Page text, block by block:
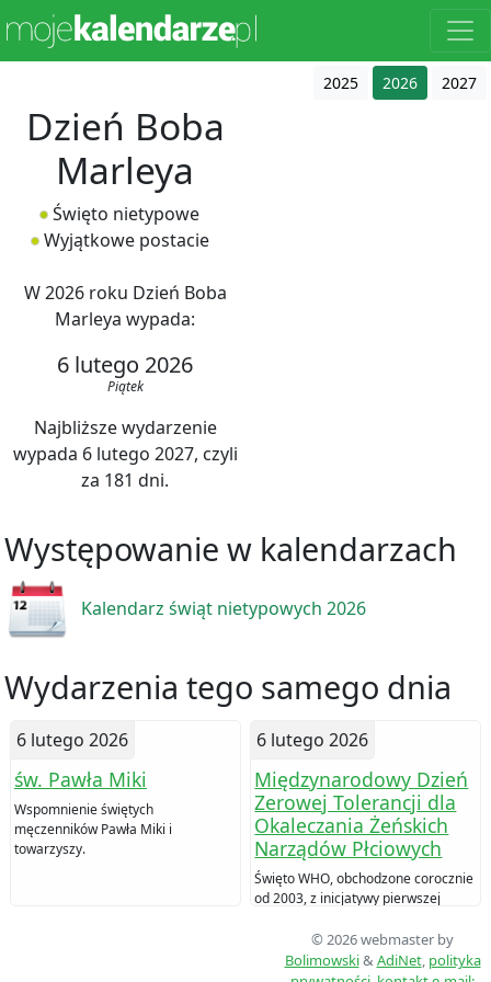
2025 2026 2027
Dzień Boba
Marleya
Święto nietypowe
Wyjątkowe postacie
W 2026 roku Dzień Boba
Marleya wypada:
6 lutego 2026
Piątek
Najbliższe wydarzenie
wypada 6 lutego 2027, czyli
za 181 dni.
Występowanie w kalendarzach
Kalendarz świąt nietypowych 2026
Wydarzenia tego samego dnia
6 lutego 2026
św. Pawła Miki
Wspomnienie świętych
męczenników Pawła Miki i
towarzyszy.
6 lutego 2026
Międzynarodowy Dzień
Zerowej Tolerancji dla
Okaleczania Żeńskich
Narządów Płciowych
Święto WHO, obchodzone corocznie
od 2003, z inicjatywy pierwszej
proklamowane przez Światową
Organizację Zdrowia (WHO) w 2006
© 2026 webmaster by
Bolimowski& AdiNet, polityka